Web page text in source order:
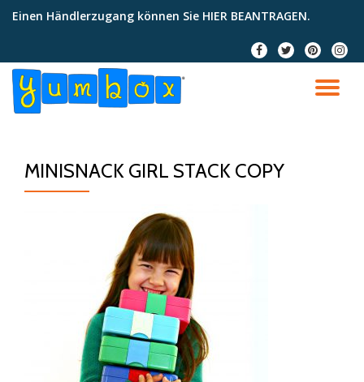
content
Einen Händlerzugang können Sie HIER BEANTRAGEN.
fa-
facebook
fa-
twitter
fa-
pinterest
fa-
MINISNACK GIRL STACK COPY